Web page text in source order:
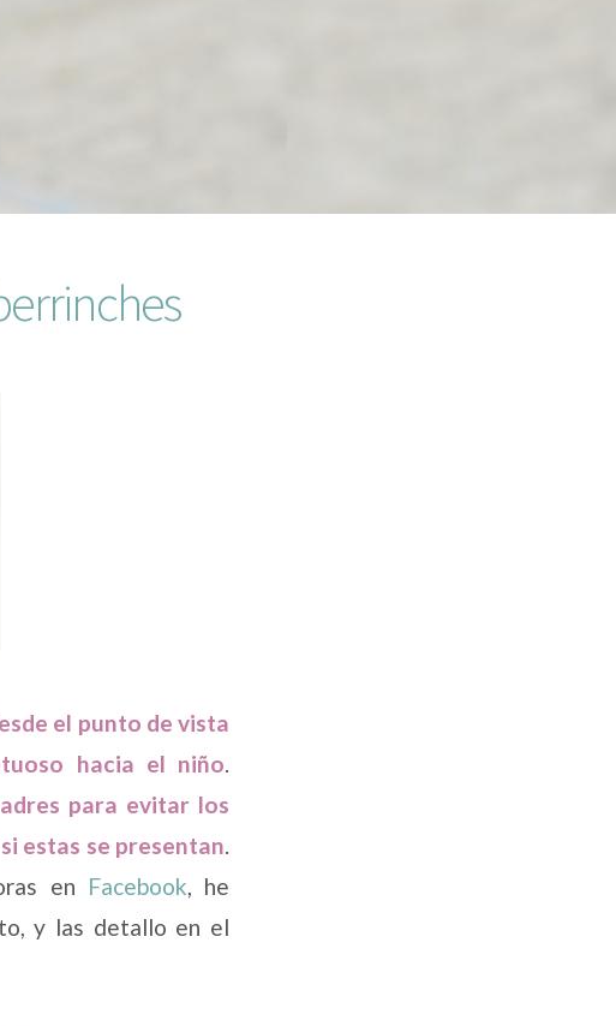
el punto de vista
hacia el niño.
para evitar los
estas se presentan.
en Facebook, he
y las detallo en el